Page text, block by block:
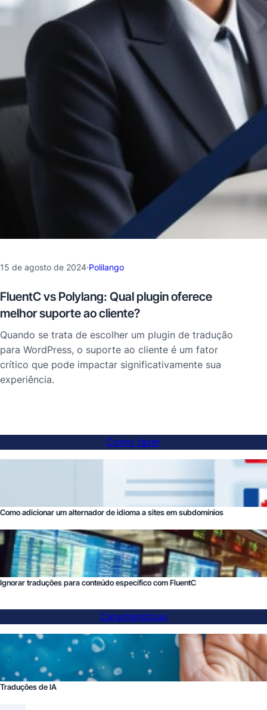
15 de agosto de 2024·Polilango
FluentC vs Polylang: Qual plugin oferece
melhor suporte ao cliente?
Quando se trata de escolher um plugin de tradução
para WordPress, o suporte ao cliente é um fator
crítico que pode impactar significativamente sua
experiência.
Como fazer
Como adicionar um alternador de idioma a sites em subdomínios
Ignorar traduções para conteúdo específico com FluentC
Características
Traduções de IA